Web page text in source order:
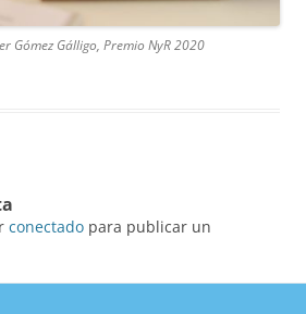
Gómez Gálligo, Premio NyR 2020
conectado para publicar un